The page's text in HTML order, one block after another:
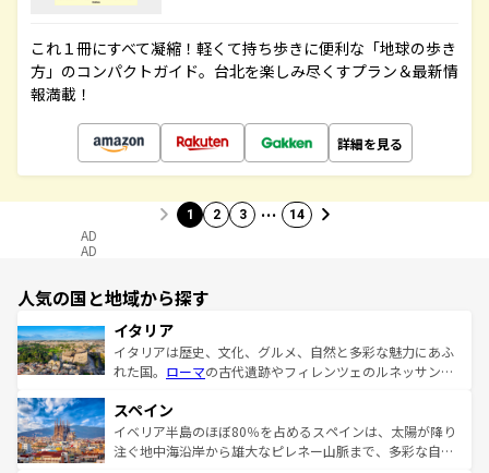
これ１冊にすべて凝縮！軽くて持ち歩きに便利な「地球の歩き
方」のコンパクトガイド。台北を楽しみ尽くすプラン＆最新情
報満載！
詳細を見る
1 2 3 … 14
AD
AD
人気の国と地域から探す
イタリア
イタリアは歴史、文化、グルメ、自然と多彩な魅力にあふ
れた国。 ローマの古代遺跡やフィレンツェのルネッサンス
ろん、トスカーナの美しい田園風景やアマルフィ海岸の絶
景など、自然景観も見逃せない。観光の合間には、本場の
ピザやパスタなど、絶品のイタリア料理を堪能することも
スペイン
イベリア半島のほぼ80％を占めるスペインは、太陽が降り
注ぐ地中海沿岸から雄大なピレネー山脈まで、多彩な自然